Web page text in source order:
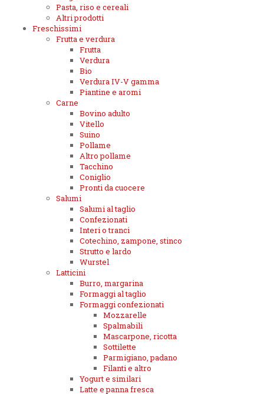
Pasta, riso e cereali
Altri prodotti
Freschissimi
Frutta e verdura
Frutta
Verdura
Bio
Verdura IV-V gamma
Piantine e aromi
Carne
Bovino adulto
Vitello
Suino
Pollame
Altro pollame
Tacchino
Coniglio
Pronti da cuocere
Salumi
Salumi al taglio
Confezionati
Interi o tranci
Cotechino, zampone, stinco
Strutto e lardo
Wurstel
Latticini
Burro, margarina
Formaggi al taglio
Formaggi confezionati
Mozzarelle
Spalmabili
Mascarpone, ricotta
Sottilette
Parmigiano, padano
Filanti e altro
Yogurt e similari
Latte e panna fresca